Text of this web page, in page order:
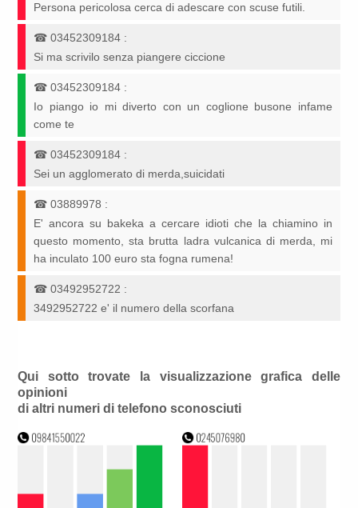
Persona pericolosa cerca di adescare con scuse futili.
☎03452309184 :
Si ma scrivilo senza piangere ciccione
☎03452309184 :
Io piango io mi diverto con un coglione busone infame
come te
☎03452309184 :
Sei un agglomerato di merda,suicidati
☎03889978 :
E' ancora su bakeka a cercare idioti che la chiamino in
questo momento, sta brutta ladra vulcanica di merda, mi
ha inculato 100 euro sta fogna rumena!
☎03492952722 :
3492952722 e' il numero della scorfana
Qui sotto trovate la visualizzazione grafica delle
opinioni
di altri numeri di telefono sconosciuti